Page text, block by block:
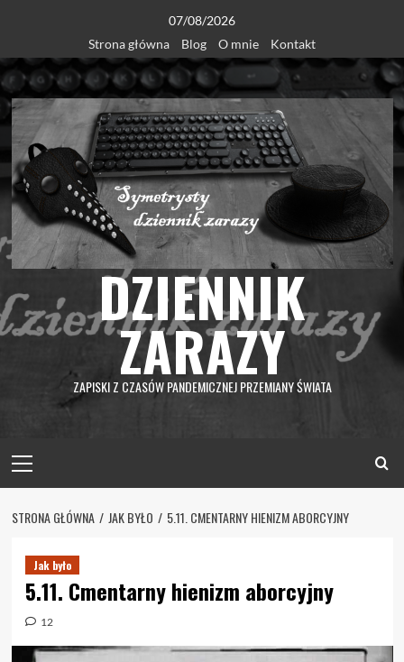
content
07/08/2026
Strona główna
Blog O mnie Kontakt
DZIENNIK
ZARAZY
ZAPISKI Z CZASÓW PANDEMICZNEJ PRZEMIANY ŚWIATA
Menu
STRONA GŁÓWNA JAK BYŁO 5.11. CMENTARNY HIENIZM ABORCYJNY
Jak było
5.11. Cmentarny hienizm aborcyjny
12